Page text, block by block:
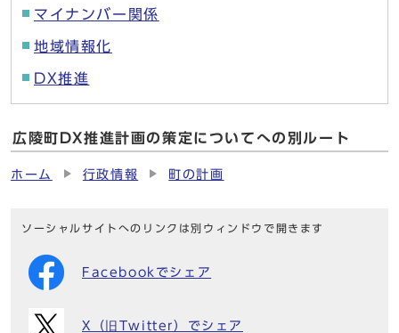
マイナンバー関係
地域情報化
DX推進
広陵町DX推進計画の策定についてへの別ルート
ホーム 行政情報 町の計画
ソーシャルサイトへのリンクは別ウィンドウで開きます
Facebookでシェア
X（旧Twitter）でシェア